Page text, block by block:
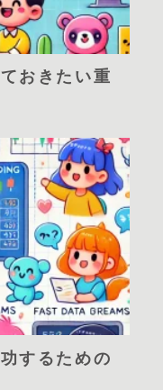
おきたい重
するための